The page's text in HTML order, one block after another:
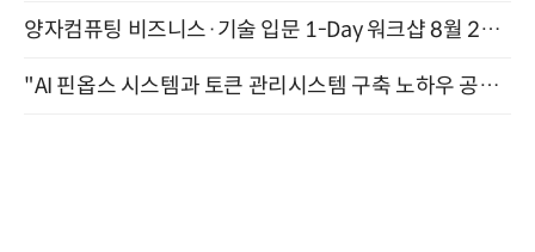
양자컴퓨팅 비즈니스·기술 입문 1-Day 워크샵 8월 28일 개최
"AI 핀옵스 시스템과 토큰 관리시스템 구축 노하우 공개" 잠실 한국광고문화회관 2층 대회의실 (8/21)